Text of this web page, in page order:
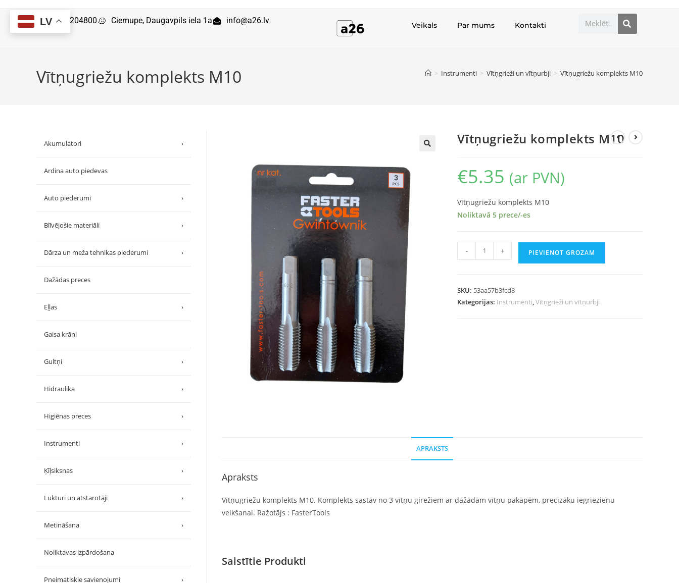
29204800 Ciemupe, Daugavpils iela 1a info@a26.lv Veikals Par mums Kontakti
Vītņugriežu komplekts M10 > Instrumenti > Vītņgrieži un vītņurbji > Vītņugriežu komplekts M10
Vītņugriežu komplekts M10
€5.35 (ar PVN)
Vītņugriežu komplekts M10
Noliktavā 5 prece/-es
- + PIEVIENOT GROZAM
SKU: 53aa57b3fcd8
Kategorijas: Instrumenti,Vītņgrieži un vītņurbji
APRAKSTS
Apraksts
Vītņugriežu komplekts M10. Komplekts sastāv no 3 vītņu girežiem ar dažādām vītņu pakāpēm, precīzāku iegriezienu
veikšanai. Ražotājs : FasterTools
Saistītie Produkti
Akumulatori ›
Ardina auto piedevas
Auto piederumi ›
Blīvējošie materiāli ›
Dārza un meža tehnikas piederumi ›
Dažādas preces
Eļļas ›
Gaisa krāni
Gultņi ›
Hidraulika ›
Higiēnas preces ›
Instrumenti ›
Ķīļsiksnas ›
Lukturi un atstarotāji ›
Metināšana ›
Noliktavas izpārdošana
Pneimatiskie savienojumi ›
LV